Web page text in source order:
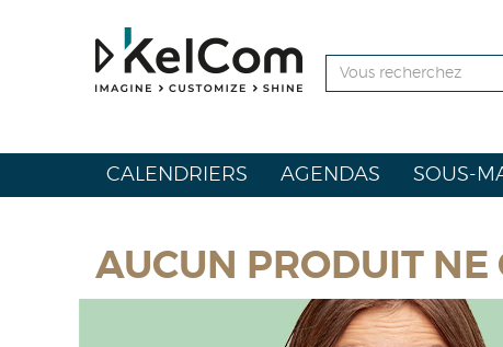
CALENDRIERS AGENDAS SOUS-
AUCUN PRODUIT NE